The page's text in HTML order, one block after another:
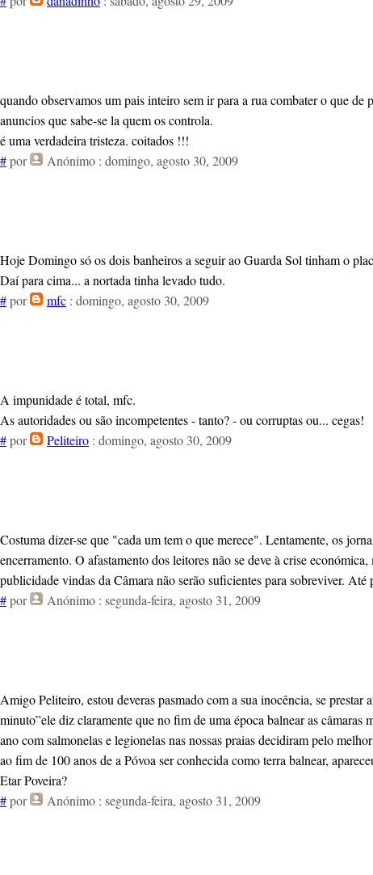
quando observamos um pais inteiro sem ir para a rua combater o que
anuncios que sabe-se la quem os controla.
é uma verdadeira tristeza. coitados !!!
#por Anónimo : domingo, agosto 30, 2009
Hoje Domingo só os dois banheiros a seguir ao Guarda Sol tinham o
Daí para cima... a nortada tinha levado tudo.
#por mfc : domingo, agosto 30, 2009
A impunidade é total, mfc.
As autoridades ou são incompetentes - tanto? - ou corruptas ou... cegas!
#por Peliteiro : domingo, agosto 30, 2009
Costuma dizer-se que "cada um tem o que merece". Lentamente, os
encerramento. O afastamento dos leitores não se deve à crise
publicidade vindas da Câmara não serão suficientes para sobreviver.
#por Anónimo : segunda-feira, agosto 31, 2009
Amigo Peliteiro, estou deveras pasmado com a sua inocência, se
minuto”ele diz claramente que no fim de uma época balnear as
ano com salmonelas e legionelas nas nossas praias decidiram pelo
ao fim de 100 anos de a Póvoa ser conhecida como terra balnear,
Etar Poveira?
#por Anónimo : segunda-feira, agosto 31, 2009